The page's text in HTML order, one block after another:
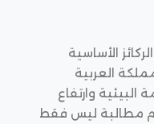
الأساسية
العربية
وارتفاع
مطالبة ليس فقط